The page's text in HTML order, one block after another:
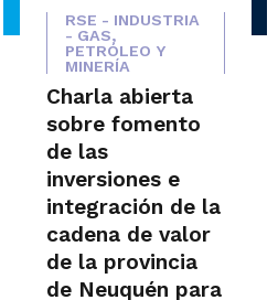
RSE - INDUSTRIA
- GAS,
PETRÓLEO Y
MINERÍA
Charla abierta
sobre fomento
de las
inversiones e
integración de la
cadena de valor
de la provincia
de Neuquén para